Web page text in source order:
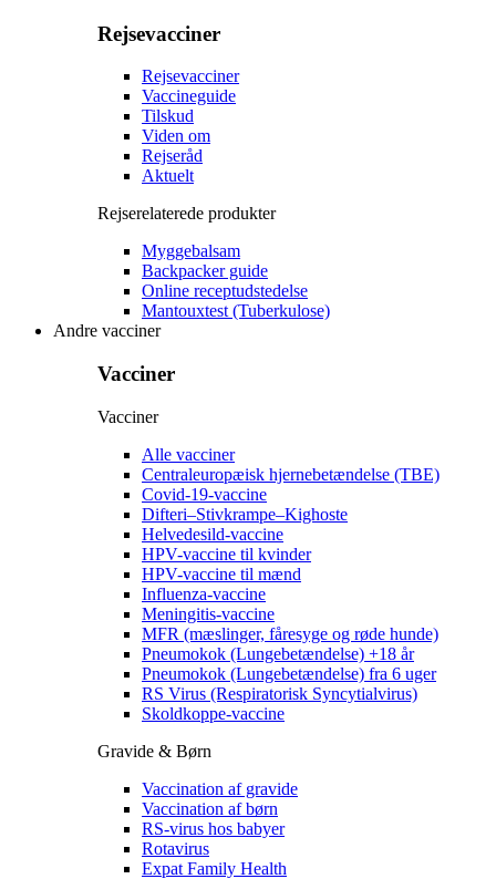
Rejsevacciner
Rejsevacciner
Vaccineguide
Tilskud
Viden om
Rejseråd
Aktuelt
Rejserelaterede produkter
Myggebalsam
Backpacker guide
Online receptudstedelse
Mantouxtest (Tuberkulose)
Andre vacciner
Vacciner
Vacciner
Alle vacciner
Centraleuropæisk hjernebetændelse (TBE)
Covid-19-vaccine
Difteri–Stivkrampe–Kighoste
Helvedesild-vaccine
HPV-vaccine til kvinder
HPV-vaccine til mænd
Influenza-vaccine
Meningitis-vaccine
MFR (mæslinger, fåresyge og røde hunde)
Pneumokok (Lungebetændelse) +18 år
Pneumokok (Lungebetændelse) fra 6 uger
RS Virus (Respiratorisk Syncytialvirus)
Skoldkoppe-vaccine
Gravide & Børn
Vaccination af gravide
Vaccination af børn
RS-virus hos babyer
Rotavirus
Expat Family Health